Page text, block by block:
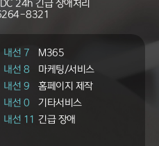
24h 긴급 장애처리
8321
내선 7
M365
내선 8
마케팅/서비스
내선 9
홈페이지 제작
내선 0
기타서비스
내선 11 긴급 장애